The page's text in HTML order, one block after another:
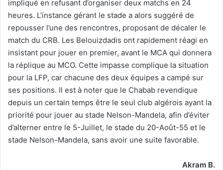
impliqué en refusant d’organiser deux matchs en 24
heures. L’instance gérant le stade a alors suggéré de
repousser l’une des rencontres, proposant de décaler le
match du CRB. Les Belouizdadis ont rapidement réagi en
insistant pour jouer en premier, avant le MCA qui donnera
la réplique au MCO. Cette impasse complique la situation
pour la LFP, car chacune des deux équipes a campé sur
ses positions. Il est à noter que le Chabab revendique
depuis un certain temps être le seul club algérois ayant la
priorité pour jouer au stade Nelson-Mandela, afin d’éviter
d’alterner entre le 5-Juillet, le stade du 20-Août-55 et le
stade Nelson-Mandela, sans avoir une suite favorable.
Akram B.